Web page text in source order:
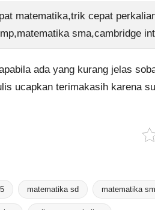
matematika,trik cepat
sma,cambridge
ada yang kurang jelas
ucapkan terimakasih karena
matematika sd matematika